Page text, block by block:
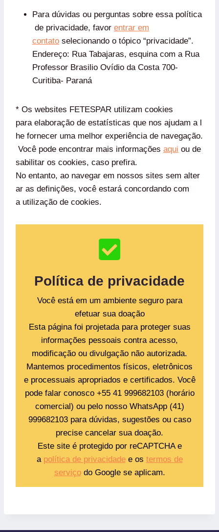
Para dúvidas ou perguntas sobre essa política
de privacidade, favor entrar em
contato selecionando o tópico “privacidade”.
Endereço: Rua Tabajaras, esquina com a Rua
Professor Brasilio Ovídio da Costa 700-
Curitiba- Paraná
* Os websites FETESPAR utilizam cookies
para elaboração de estatísticas que nos ajudam a l
he fornecer uma melhor experiência de navegação.
Você pode encontrar mais informações aqui ou de
sabilitar os cookies, caso prefira.
No entanto, ao navegar em nossos sites sem alter
ar as definições, você estará concordando com
a utilização de cookies.
Política de privacidade
Você está em um ambiente seguro para
efetuar sua doação
Esta página foi projetada para proteger suas
informações pessoais contra acesso,
modificação ou divulgação não autorizada.
Mantemos procedimentos físicos, eletrônicos
e processuais apropriados e certificados. Você
pode falar conosco +55 41 999682103 (horário
comercial) ou pelo nosso WhatsApp (41)
999682103 para dúvidas, sugestões ou caso
precise cancelar sua doação.
Este site é protegido por reCAPTCHA e
a política de privacidadee os termos de
serviçodo Google se aplicam.